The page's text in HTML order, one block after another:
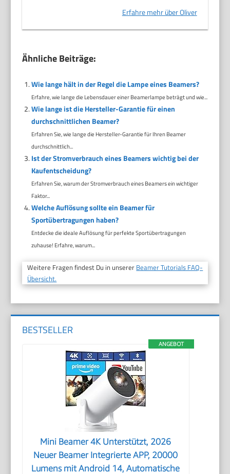
Erfahre mehr über Oliver
Ähnliche Beiträge:
Wie lange hält in der Regel die Lampe eines Beamers?
Erfahre, wie lange die Lebensdauer einer Beamerlampe beträgt und wie...
Wie lange ist die Hersteller-Garantie für einen
durchschnittlichen Beamer?
Erfahren Sie, wie lange die Hersteller-Garantie für Ihren Beamer
durchschnittlich...
Ist der Stromverbrauch eines Beamers wichtig bei der
Kaufentscheidung?
Erfahren Sie, warum der Stromverbrauch eines Beamers ein wichtiger
Faktor...
Welche Auflösung sollte ein Beamer für
Sportübertragungen haben?
Entdecke die ideale Auflösung für perfekte Sportübertragungen
zuhause! Erfahre, warum...
Weitere Fragen findest Du in unserer Beamer Tutorials FAQ-
Übersicht.
BESTSELLER
ANGEBOT
Mini Beamer 4K Unterstützt, 2026
Neuer Beamer Integrierte APP, 20000
Lumens mit Android 14, Automatische